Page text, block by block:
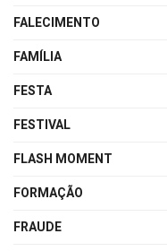
FALECIMENTO
FAMÍLIA
FESTA
FESTIVAL
FLASH MOMENT
FORMAÇÃO
FRAUDE